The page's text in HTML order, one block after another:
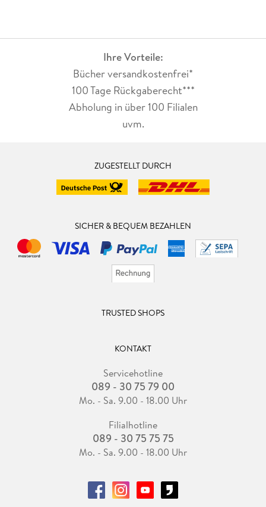
Ihre Vorteile:
Bücher versandkostenfrei*
100 Tage Rückgaberecht***
Abholung in über 100 Filialen
uvm.
ZUGESTELLT DURCH
SICHER & BEQUEM BEZAHLEN
TRUSTED SHOPS
KONTAKT
Servicehotline
089 - 30 75 79 00
Mo. - Sa. 9.00 - 18.00 Uhr
Filialhotline
089 - 30 75 75 75
Mo. - Sa. 9.00 - 18.00 Uhr